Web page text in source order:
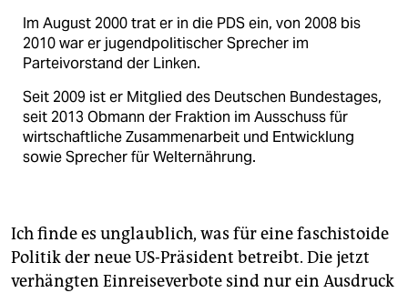
Im August 2000 trat er in die PDS ein, von 2008 bis
2010 war er jugendpolitischer Sprecher im
Parteivorstand der Linken.
Seit 2009 ist er Mitglied des Deutschen Bundestages,
seit 2013 Obmann der Fraktion im Ausschuss für
wirtschaftliche Zusammenarbeit und Entwicklung
sowie Sprecher für Welternährung.
Ich finde es unglaublich, was für eine faschistoide
Politik der neue US-Präsident betreibt. Die jetzt
verhängten Einreiseverbote sind nur ein Ausdruck